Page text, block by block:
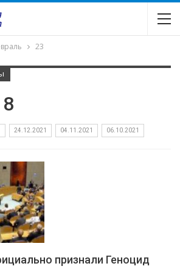
23
24.12.2021 04.11.2021 06.10.2021
признали Геноцид